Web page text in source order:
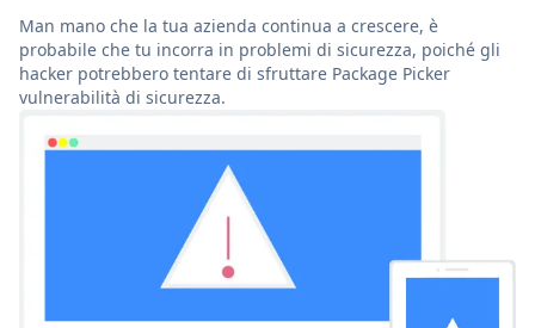
Man mano che la tua azienda continua a crescere, è
probabile che tu incorra in problemi di sicurezza, poiché gli
hacker potrebbero tentare di sfruttare Package Picker
vulnerabilità di sicurezza.